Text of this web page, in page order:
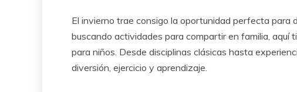
El invierno trae consigo la oportunidad perfecta para
buscando actividades para compartir en familia,
para niños. Desde disciplinas clásicas hasta
diversión, ejercicio y aprendizaje.